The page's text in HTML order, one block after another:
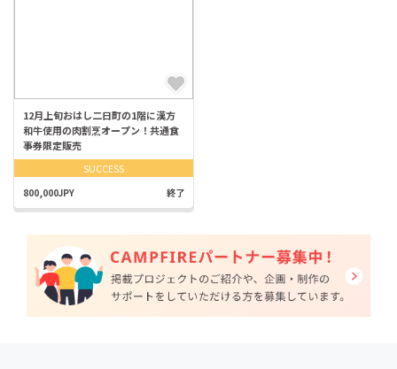
12月上旬おはし二日町の1階に漢方
和牛使用の肉割烹オープン！共通食
事券限定販売
SUCCESS
800,000JPY 終了